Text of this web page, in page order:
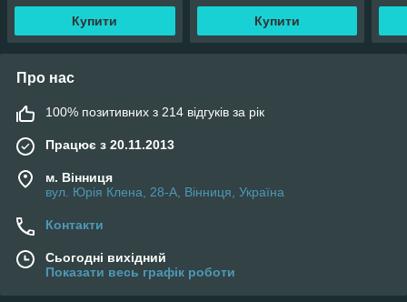
Купити Купити
Про нас
100% позитивних з 214 відгуків за рік
Працює з 20.11.2013
м. Вінниця
вул. Юрія Клена, 28-А, Вінниця, Україна
Контакти
Сьогодні вихідний
Показати весь графік роботи